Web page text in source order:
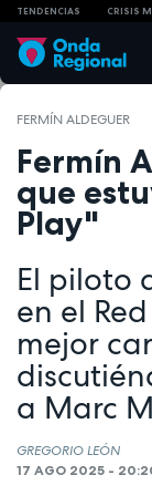
TENDENCIAS CRISIS
FERMÍN ALDEGUER
Fermín
que
Play"
El piloto
en el
mejor
a Marc
GREGORIO LEÓN
17 AGO 2025 -